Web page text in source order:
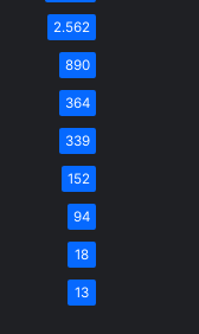
2.562
890
364
339
152
94
18
13